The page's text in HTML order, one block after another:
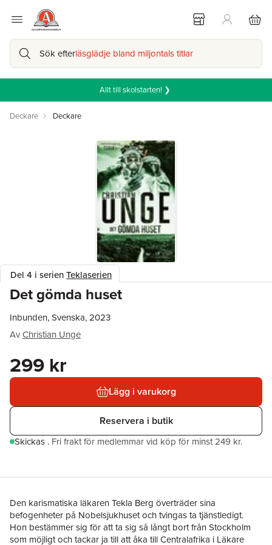
Sök efterläsglädje bland miljontals titlar
Allt till skolstarten! ❯
Deckare Deckare
Del 4 i serienTeklaserien
Det gömda huset
Inbunden, Svenska, 2023
AvChristian Unge
299 kr
Lägg i varukorg
Reservera i butik
Skickas . Fri frakt för medlemmar vid köp för minst 249 kr.
Den karismatiska läkaren Tekla Berg överträder sina
befogenheter på Nobelsjukhuset och tvingas ta tjänstledigt.
Hon bestämmer sig för att ta sig så långt bort från Stockholm
som möjligt och tackar ja till att åka till Centralafrika i Läkare